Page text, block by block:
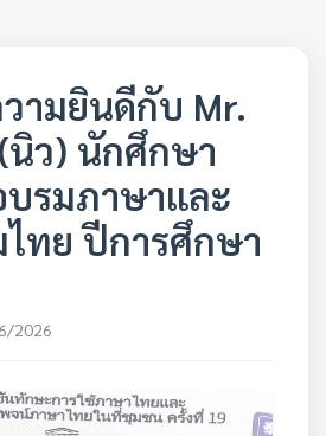
ามยินดีกับ Mr.
นิว) นักศึกษา
บรมภาษาและ
ทย ปีการศึกษา
2026